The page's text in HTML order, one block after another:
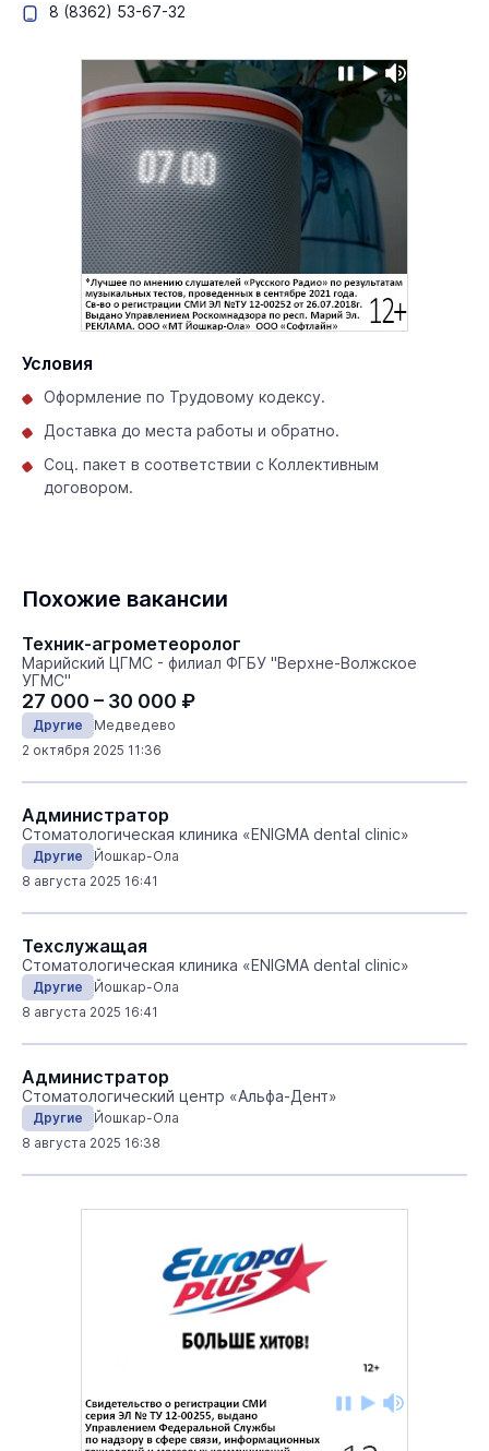
8 (8362) 53-67-32
Условия
Оформление по Трудовому кодексу.
Доставка до места работы и обратно.
Соц. пакет в соответствии с Коллективным
договором.
Похожие вакансии
Техник-агрометеоролог
Марийский ЦГМС - филиал ФГБУ "Верхне-Волжское
УГМС"
27 000 – 30 000 ₽
Другие
Медведево
2 октября 2025 11:36
Администратор
Стоматологическая клиника «ENIGMA dental clinic»
Другие
Йошкар-Ола
8 августа 2025 16:41
Техслужащая
Стоматологическая клиника «ENIGMA dental clinic»
Другие
Йошкар-Ола
8 августа 2025 16:41
Администратор
Стоматологический центр «Альфа-Дент»
Другие
Йошкар-Ола
8 августа 2025 16:38